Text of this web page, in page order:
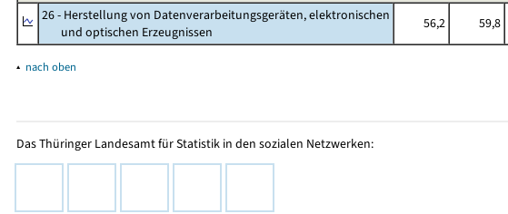
26 - Herstellung von Datenverarbeitungsgeräten, elektronischen
und optischen Erzeugnissen
56,2 59,8
▴ nach oben
Das Thüringer Landesamt für Statistik in den sozialen Netzwerken: